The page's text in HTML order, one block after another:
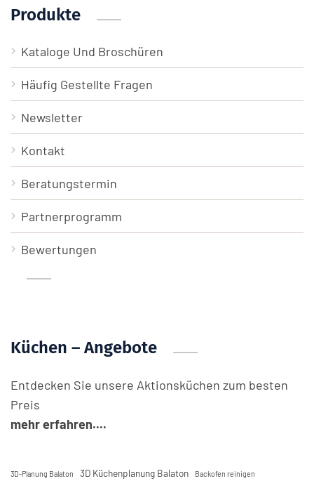
Produkte
Kataloge Und Broschüren
Häufig Gestellte Fragen
Newsletter
Kontakt
Beratungstermin
Partnerprogramm
Bewertungen
Küchen – Angebote
Entdecken Sie unsere Aktionsküchen zum besten
Preis
mehr erfahren....
3D-Planung Balaton 3D Küchenplanung Balaton Backofen reinigen